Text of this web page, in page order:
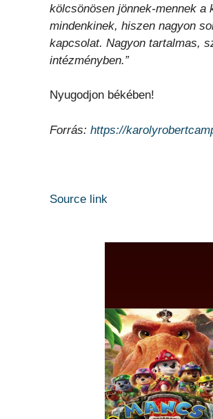
kölcsönösen jönnek-mennek
mindenkinek, hiszen nagyon
kapcsolat. Nagyon tartalmas,
intézményben.”
Nyugodjon békében!
Forrás: https://
Source link